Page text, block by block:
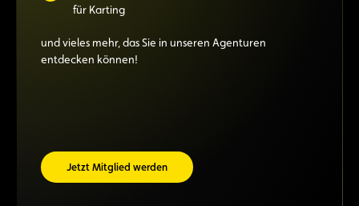
für Karting
und vieles mehr, das Sie in unseren Agenturen
entdecken können!
Jetzt Mitglied werden